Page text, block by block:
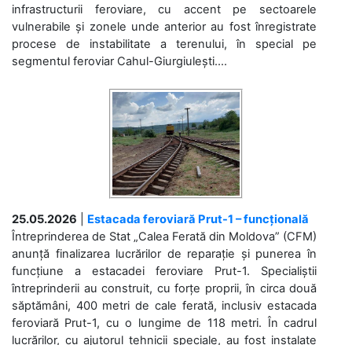
infrastructurii feroviare, cu accent pe sectoarele
vulnerabile și zonele unde anterior au fost înregistrate
procese de instabilitate a terenului, în special pe
segmentul feroviar Cahul-Giurgiulești....
25.05.2026
Estacada feroviară Prut-1 – funcțională
Întreprinderea de Stat „Calea Ferată din Moldova” (CFM)
anunță finalizarea lucrărilor de reparație și punerea în
funcțiune a estacadei feroviare Prut-1. Specialiștii
întreprinderii au construit, cu forțe proprii, în circa două
săptămâni, 400 metri de cale ferată, inclusiv estacada
feroviară Prut-1, cu o lungime de 118 metri. În cadrul
lucrărilor, cu ajutorul tehnicii speciale, au fost instalate